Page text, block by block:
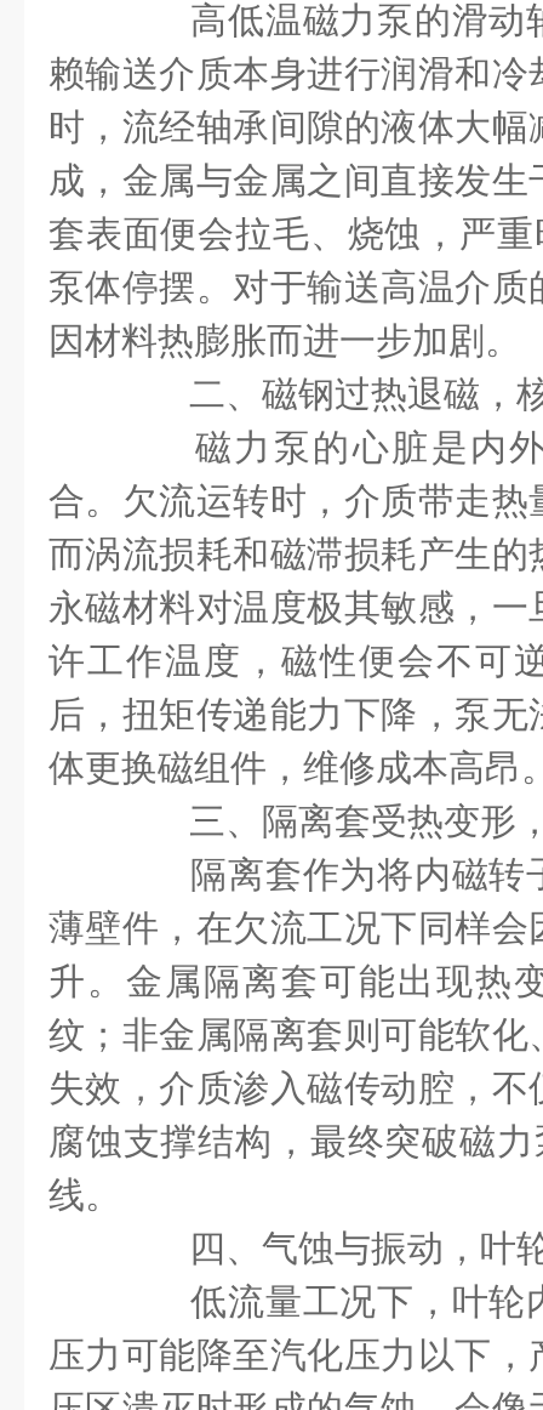
高低温磁力泵的滑动
赖输送介质本身进行润滑和
时，流经轴承间隙的液体大
成，金属与金属之间直接发
套表面便会拉毛、烧蚀，严
泵体停摆。对于输送高温介
因材料热膨胀而进一步加剧。
二、磁钢过热退磁，
磁力泵的心脏是内外
合。欠流运转时，介质带走
而涡流损耗和磁滞损耗产生
永磁材料对温度极其敏感，
许工作温度，磁性便会不可
后，扭矩传递能力下降，泵
体更换磁组件，维修成本高昂
三、隔离套受热变形
隔离套作为将内磁转
薄壁件，在欠流工况下同样
升。金属隔离套可能出现热
纹；非金属隔离套则可能软
失效，介质渗入磁传动腔，
腐蚀支撑结构，最终突破磁
线。
四、气蚀与振动，叶
低流量工况下，叶轮
压力可能降至汽化压力以下